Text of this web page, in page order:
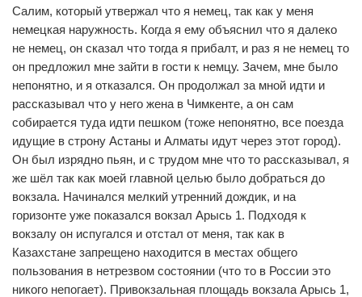
Салим, который утвержал что я немец, так как у меня
немецкая наружность. Когда я ему объяснил что я далеко
не немец, он сказал что тогда я прибалт, и раз я не немец то
он предложил мне зайти в гости к немцу. Зачем, мне было
непонятно, и я отказался. Он продолжал за мной идти и
рассказывал что у него жена в Чимкенте, а он сам
собирается туда идти пешком (тоже непонятно, все поезда
идущие в строну Астаны и Алматы идут через этот город).
Он был изрядно пьян, и с трудом мне что то рассказывал, я
же шёл так как моей главной целью было добраться до
вокзала. Начинался мелкий утренний дождик, и на
горизонте уже показался вокзал Арысь 1. Подходя к
вокзалу он испугался и отстал от меня, так как в
Казахстане запрещено находится в местах общего
пользования в нетрезвом состоянии (что то в России это
никого непогает). Привокзальная площадь вокзала Арысь 1,